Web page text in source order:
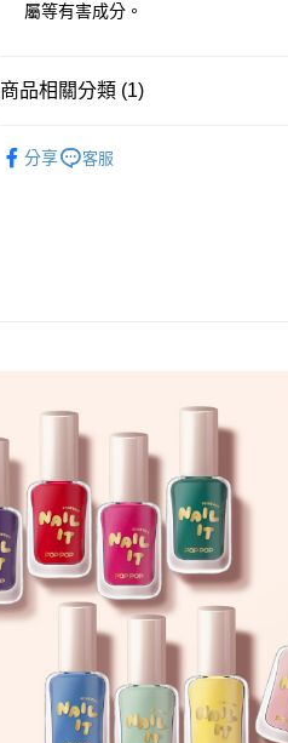
悠遊付
運送方式
每筆NT$80，滿NT$499(含以上)免運費
屬等有害成分。
商品相關分類 (1)
(I041~48)
分享 客服